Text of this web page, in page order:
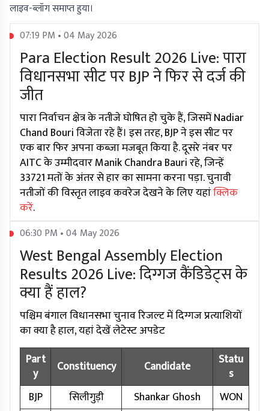
लाइव-ब्लॉग समाप्त हुया।
07:19 PM • 04 May 2026
Para Election Result 2026 Live: पारा
विधानसभा सीट पर BJP ने फिर से दर्ज की
जीत
पारा निर्वाचन क्षेत्र के नतीजे घोषित हो चुके हैं, जिसमें Nadiar
Chand Bouri विजेता रहे हैं। इस तरह, BJP ने इस सीट पर
एक बार फिर अपना कब्जा मजबूत किया है. दूसरे नंबर पर
AITC के उम्मीदवार Manik Chandra Bauri रहे, जिन्हें
33721 मतों के अंतर से हार का सामना करना पड़ा. चुनावी
नतीजों की विस्तृत लाइव कवरेज देखने के लिए यहांक्लिक
करें.
06:30 PM • 04 May 2026
West Bengal Assembly Election
Results 2026 Live: दिग्गज कैंडिडेट्स के
क्या हैं हाल?
पश्चिम बंगाल विधानसभा चुनाव रिजल्ट में दिग्गज प्रत्याशियों
का क्या है हाल, यहां देखें लेटेस्ट अपडेट
Part
y
Constituency Candidate
Statu
s
BJP
सिलीगुड़ी Shankar Ghosh
WON